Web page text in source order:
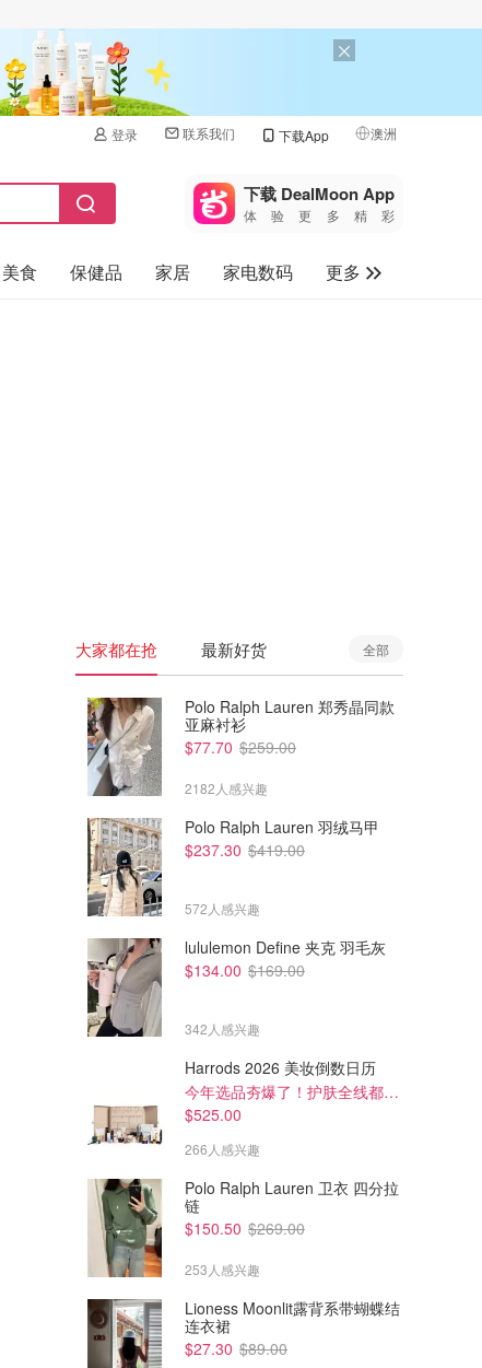
登录 联系我们 下载App 澳洲
🇺🇸
🇨🇳 中国
🇨🇦加拿大
下载 DealMoon App
体验更多精彩
美食 保健品 家居 家电数码
更多
$1295.00 $115.00
大家都在抢 最新好货 全部
Polo Ralph Lauren 郑秀晶同款
亚麻衬衫
$77.70 $259.00
2182人感兴趣
Polo Ralph Lauren 羽绒马甲
$237.30 $419.00
572人感兴趣
lululemon Define 夹克 羽毛灰
$134.00 $169.00
342人感兴趣
Harrods 2026 美妆倒数日历
今年选品夯爆了！护肤全线都很绝
$525.00
266人感兴趣
Polo Ralph Lauren 卫衣 四分拉
链
$150.50 $269.00
253人感兴趣
Lioness Moonlit露背系带蝴蝶结
连衣裙
$27.30 $89.00